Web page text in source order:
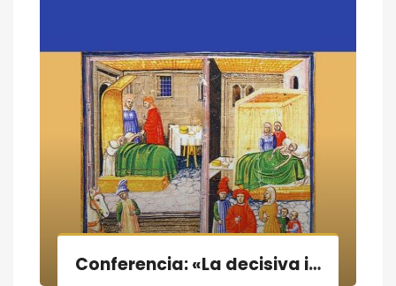
Conferencia: «La decisiva influencia de la medicina persa en la medicina occidental»